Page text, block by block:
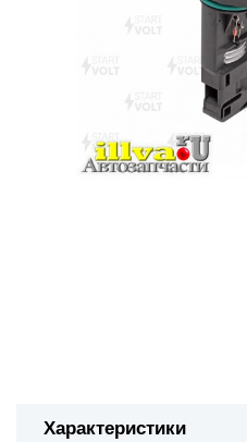
Характеристики